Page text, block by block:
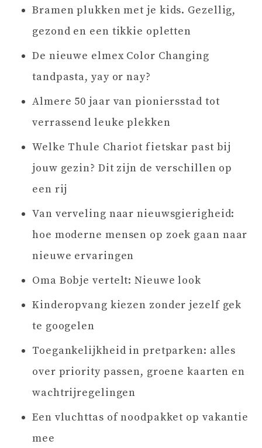
Bramen plukken met je kids. Gezellig,
gezond en een tikkie opletten
De nieuwe elmex Color Changing
tandpasta, yay or nay?
Almere 50 jaar van pioniersstad tot
verrassend leuke plekken
Welke Thule Chariot fietskar past bij
jouw gezin? Dit zijn de verschillen op
een rij
Van verveling naar nieuwsgierigheid:
hoe moderne mensen op zoek gaan naar
nieuwe ervaringen
Oma Bobje vertelt: Nieuwe look
Kinderopvang kiezen zonder jezelf gek
te googelen
Toegankelijkheid in pretparken: alles
over priority passen, groene kaarten en
wachtrijregelingen
Een vluchttas of noodpakket op vakantie
mee